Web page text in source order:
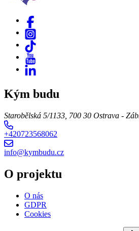
Kým budu
Starobělská 5/1133, 700 30 Ostrava -
+420723568062
info@kymbudu.cz
O projektu
O nás
GDPR
Cookies